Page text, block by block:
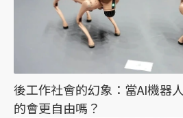
後工作社會的幻象：當AI機器
的會更自由嗎？